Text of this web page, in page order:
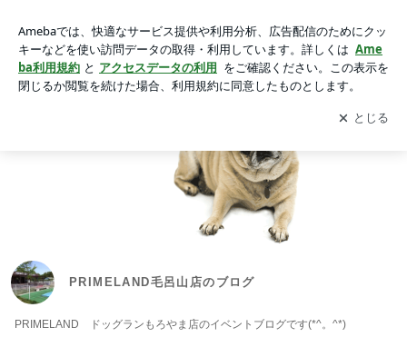
アプリをダウンロードして ブログの更新通知
を受け取りまし
ょう。
開く
PRIMELAND毛呂山店のブログ
PRIMELAND ドッグランもろやま店のイベントブログです(*^。^*)